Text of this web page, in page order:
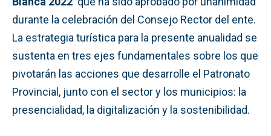
durante la celebración del Consejo Rector del ente.
La estrategia turística para la presente anualidad se
sustenta en tres ejes fundamentales sobre los que
pivotarán las acciones que desarrolle el Patronato
Provincial, junto con el sector y los municipios: la
presencialidad, la digitalización y la sostenibilidad.